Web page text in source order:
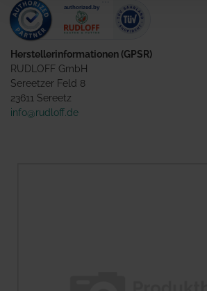
Herstellerinformationen (GPSR)
RUDLOFF GmbH
Sereetzer Feld 8
23611 Sereetz
info@rudloff.de